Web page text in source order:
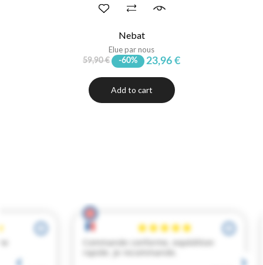
Nebat
Elue par nous
59,90 € -60% 23,96 €
Add to cart